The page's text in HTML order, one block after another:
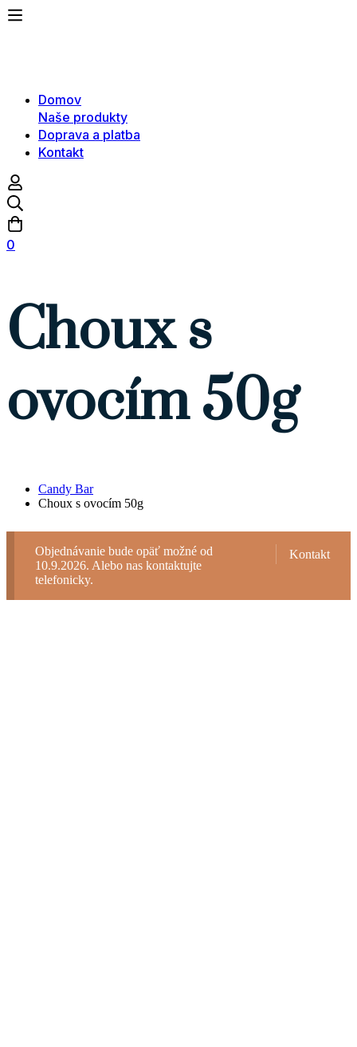
Domov
Naše produkty
Doprava a platba
Kontakt
0
Choux s
ovocím 50g
Candy Bar
Choux s ovocím 50g
Kontakt
Objednávanie bude opäť možné od
10.9.2026. Alebo nas kontaktujte
telefonicky.